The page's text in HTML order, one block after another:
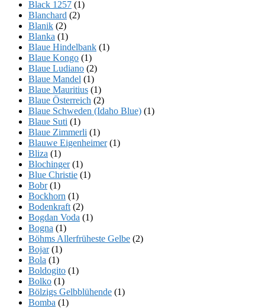
Black 1257 (1)
Blanchard (2)
Blanik (2)
Blanka (1)
Blaue Hindelbank (1)
Blaue Kongo (1)
Blaue Ludiano (2)
Blaue Mandel (1)
Blaue Mauritius (1)
Blaue Österreich (2)
Blaue Schweden (Idaho Blue) (1)
Blaue Suti (1)
Blaue Zimmerli (1)
Blauwe Eigenheimer(1)
Bliza (1)
Blochinger(1)
Blue Christie (1)
Bobr(1)
Bockhorn (1)
Bodenkraft (2)
Bogdan Voda (1)
Bogna (1)
Böhms Allerfrüheste Gelbe (2)
Bojar(1)
Bola (1)
Boldogito (1)
Bolko (1)
Bölzigs Gelbblühende (1)
Bomba (1)